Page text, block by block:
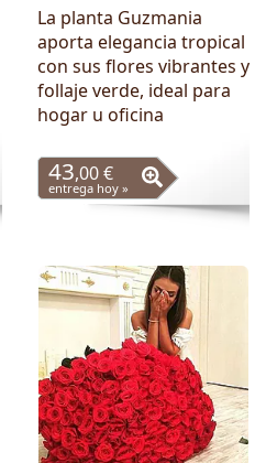
La planta Guzmania
aporta elegancia tropical
con sus flores vibrantes y
follaje verde, ideal para
hogar u oficina
43,00 €
entrega hoy »